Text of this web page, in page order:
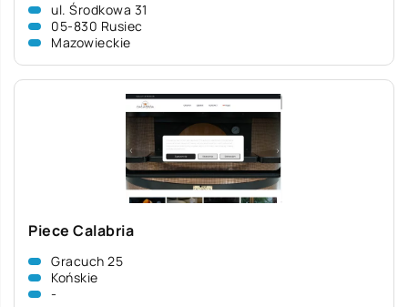
ul. Środkowa 31
05-830 Rusiec
Mazowieckie
Piece Calabria
Gracuch 25
Końskie
-